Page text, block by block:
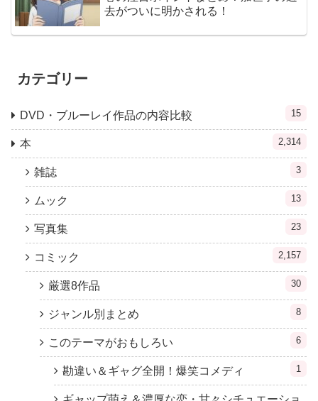
去がついに明かされる！
カテゴリー
DVD・ブルーレイ作品の内容比較 15
本 2,314
雑誌 3
ムック 13
写真集 23
コミック 2,157
厳選8作品 30
ジャンル別まとめ 8
このテーマがおもしろい 6
勘違い＆ギャグ全開！爆笑コメディ 1